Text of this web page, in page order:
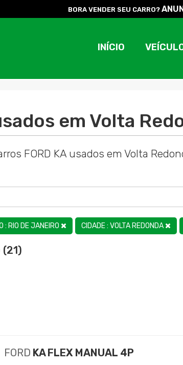
BORA VENDER SEU CARRO?
INÍCIO
em Volta
FORD KA usados em Volta
: RIO DE JANEIRO CIDADE : VOLTA REDONDA
FORD KA FLEX MANUAL 4P